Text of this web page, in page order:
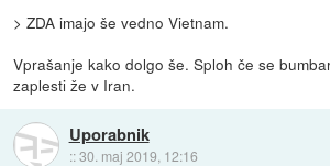
> ZDA imajo še vedno Vietnam.
Vprašanje kako dolgo še. Sploh če se
zaplesti že v Iran.
Uporabnik
::30. maj 2019, 12:16